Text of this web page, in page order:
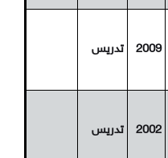
2009 تدريس
2002 تدريس